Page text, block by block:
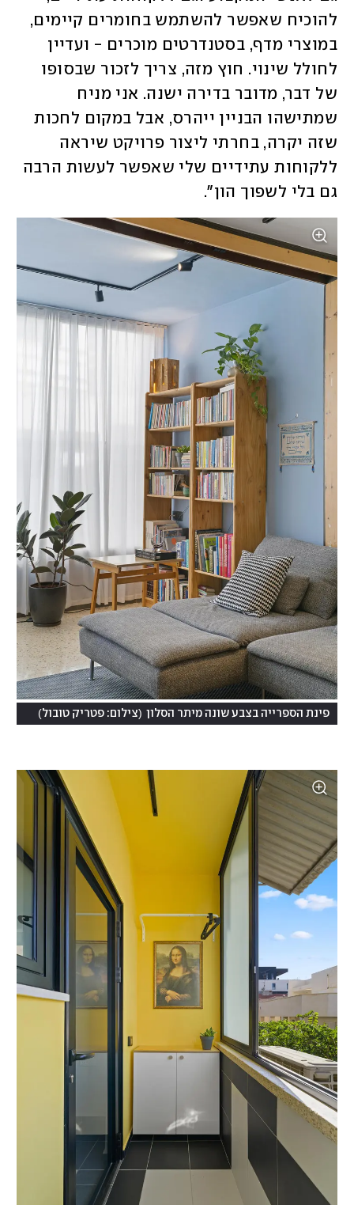
שמתישהו הבניין ייהרס, אבל במקום לחכות
גם בלי לשפוך הון".
פינת הספרייה בצבע שונה מיתר הסלון (צילום: פטריק טובול)